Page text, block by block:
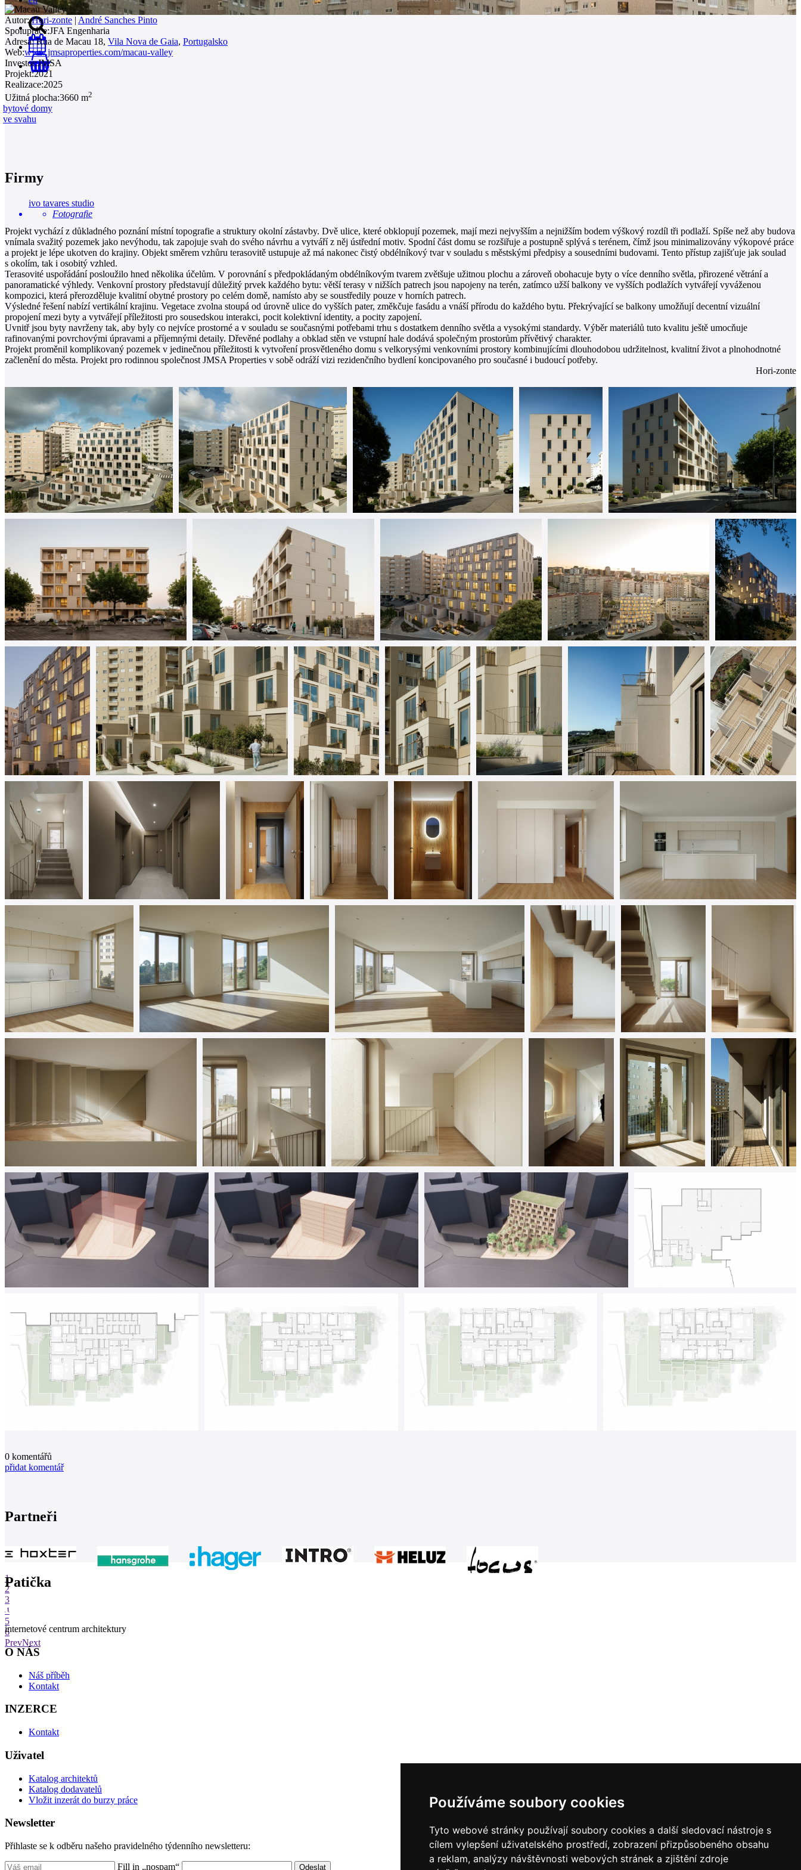
Používáme soubory cookies
Tyto webové stránky používají soubory cookies a další sledovací nástroje s
cílem vylepšení uživatelského prostředí, zobrazení přizpůsobeného obsahu
a reklam, analýzy návštěvnosti webových stránek a zjištění zdroje
0
Autor: Hori-zonte | André Sanches Pinto
Spolupráce:JFA Engenharia
Adresa:Rua de Macau 18, Vila Nova de Gaia, Portugalsko
Web:www.jmsaproperties.com/macau-valley
Investor:JMSA
Projekt:2021
Realizace:2025
Užitná plocha:3660 m2
bytové domy
ve svahu
Firmy
ivo tavares studio
Fotografie
Projekt vychází z důkladného poznání místní topografie a struktury okolní zástavby. Dvě ulice, které obklopují pozemek, mají mezi nejvyšším a nejnižším bodem výškový rozdíl tři podlaží. Spíše než aby budova
vnímala svažitý pozemek jako nevýhodu, tak zapojuje svah do svého návrhu a vytváří z něj ústřední motiv. Spodní část domu se rozšiřuje a postupně splývá s terénem, ​​čímž jsou minimalizovány výkopové práce
a projekt je lépe ukotven do krajiny. Objekt směrem vzhůru terasovitě ustupuje až má nakonec čistý obdélníkový tvar v souladu s městskými předpisy a sousedními budovami. Tento přístup zajišťuje jak soulad
s okolím, tak i osobitý vzhled.
Terasovité uspořádání posloužilo hned několika účelům. V porovnání s předpokládaným obdélníkovým tvarem zvětšuje užitnou plochu a zároveň obohacuje byty o více denního světla, přirozené větrání a
panoramatické výhledy. Venkovní prostory představují důležitý prvek každého bytu: větší terasy v nižších patrech jsou napojeny na terén, ​​zatímco užší balkony ve vyšších podlažích vytvářejí vyváženou
kompozici, která přerozděluje kvalitní obytné prostory po celém domě, namísto aby se soustředily pouze v horních patrech.
Výsledné řešení nabízí vertikální krajinu. Vegetace zvolna stoupá od úrovně ulice do vyšších pater, změkčuje fasádu a vnáší přírodu do každého bytu. Překrývající se balkony umožňují decentní vizuální
propojení mezi byty a vytvářejí příležitosti pro sousedskou interakci, pocit kolektivní identity, a pocity zapojení.
Uvnitř jsou byty navrženy tak, aby byly co nejvíce prostorné a v souladu se současnými potřebami trhu s dostatkem denního světla a vysokými standardy. Výběr materiálů tuto kvalitu ještě umocňuje
rafinovanými povrchovými úpravami a příjemnými detaily. Dřevěné podlahy a obklad stěn ve vstupní hale dodává společným prostorům přívětivý charakter.
Projekt proměnil komplikovaný pozemek v jedinečnou příležitosti k vytvoření prosvětleného domu s velkorysými venkovními prostory kombinujícími dlouhodobou udržitelnost, kvalitní život a plnohodnotné
začlenění do města. Projekt pro rodinnou společnost JMSA Properties v sobě odráží vizi rezidenčního bydlení koncipovaného pro současné i budoucí potřeby.
Hori-zonte
0 komentářů
přidat komentář
Partneři
1
2
3
4
5
6
PrevNext
Patička
internetové centrum architektury
O NÁS
Náš příběh
Kontakt
INZERCE
Kontakt
Uživatel
Katalog architektů
Katalog dodavatelů
Vložit inzerát do burzy práce
Newsletter
Přihlaste se k odběru našeho pravidelného týdenního newsletteru:
Fill in „nospam“